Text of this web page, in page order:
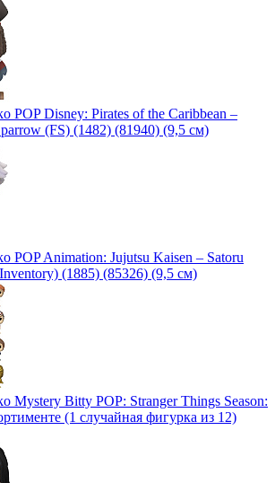
POP Disney: Pirates of the Caribbean –
(FS) (1482) (81940) (9,5 см)
POP Animation: Jujutsu Kaisen – Satoru
(1885) (85326) (9,5 см)
Mystery Bitty POP: Stranger Things Season:
(1 случайная фигурка из 12)